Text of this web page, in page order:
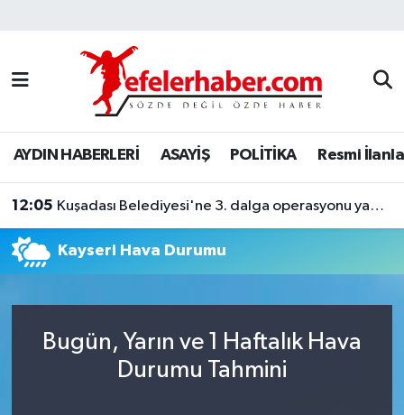
AYDIN HABERLERİ ASAYİŞ POLİTİKA Resmi
12:05 Kuşadası Belediyesi'ne 3. dalga operasyonu yapıldı
Kayseri Hava Durumu
Bugün, Yarın ve 1 Haftalık Hava
Durumu Tahmini
Nöbetçi Eczaneler
Hava Durumu
Aydin Namaz Vakitleri
Trafik Durumu
Süper Lig Puan Durumu ve Fikstür
Son Dakika Haberleri